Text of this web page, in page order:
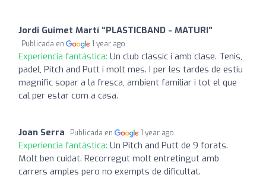
Jordi Guimet Martí “PLASTICBAND - MATURI”
Publicada en 1 year ago
Experiencia fantástica: Un club classic i amb clase. Tenis,
padel, Pitch and Putt i molt mes. I per les tardes de estiu
magnific sopar a la fresca, ambient familiar i tot el que
cal per estar com a casa.
Joan Serra Publicada en 1 year ago
Experiencia fantástica: Un Pitch and Putt de 9 forats.
Molt ben cuidat. Recorregut molt entretingut amb
carrers amples pero no exempts de dificultat.